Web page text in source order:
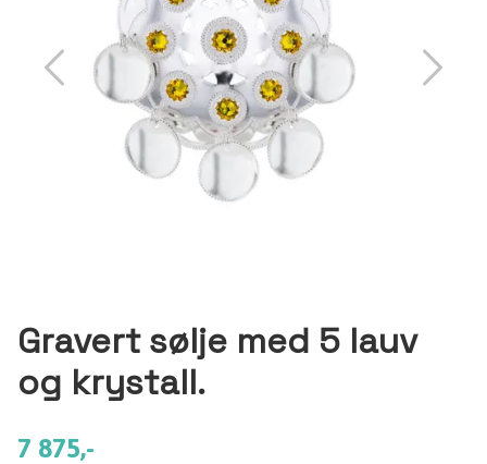
Gravert sølje med 5 lauv
og krystall.
7 875,-